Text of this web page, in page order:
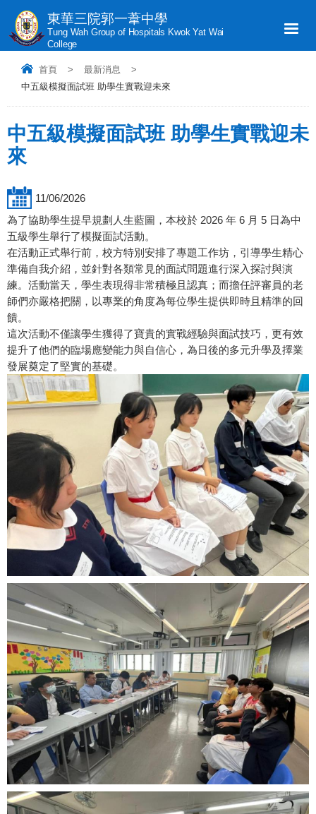
東華三院郭一葦中學
Tung Wah Group of Hospitals Kwok Yat Wai
College
首頁 > 最新消息
>
中五級模擬面試班 助學生實戰迎未來
中五級模擬面試班 助學生實戰迎未
來
11/06/2026
為了協助學生提早規劃人生藍圖，本校於 2026 年 6 月 5 日為中
五級學生舉行了模擬面試活動。
在活動正式舉行前，校方特別安排了專題工作坊，引導學生精心
準備自我介紹，並針對各類常見的面試問題進行深入探討與演
練。活動當天，學生表現得非常積極且認真；而擔任評審員的老
師們亦嚴格把關，以專業的角度為每位學生提供即時且精準的回
饋。
這次活動不僅讓學生獲得了寶貴的實戰經驗與面試技巧，更有效
提升了他們的臨場應變能力與自信心，為日後的多元升學及擇業
發展奠定了堅實的基礎。